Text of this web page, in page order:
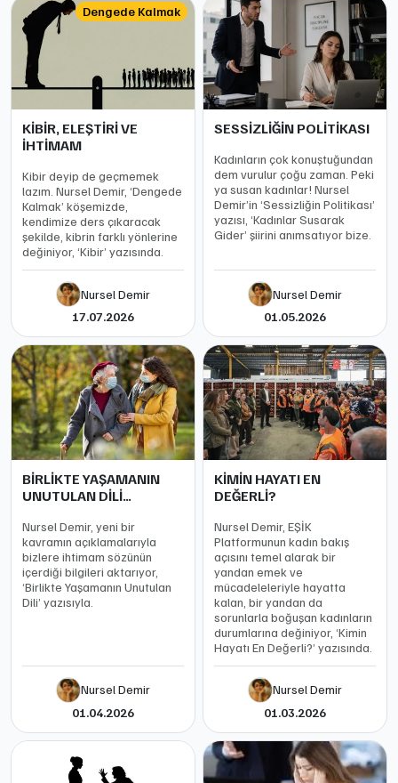
Dengede Kalmak
KİBİR, ELEŞTİRİ VE
İHTİMAM
Kibir deyip de geçmemek
lazım. Nursel Demir, ‘Dengede
Kalmak’ köşemizde,
kendimize ders çıkaracak
şekilde, kibrin farklı yönlerine
değiniyor, ‘Kibir’ yazısında.
Nursel Demir
17.07.2026
SESSİZLİĞİN POLİTİKASI
Kadınların çok konuştuğundan
dem vurulur çoğu zaman. Peki
ya susan kadınlar! Nursel
Demir’in ‘Sessizliğin Politikası’
yazısı, ‘Kadınlar Susarak
Gider’ şiirini anımsatıyor bize.
Nursel Demir
01.05.2026
BİRLİKTE YAŞAMANIN
UNUTULAN DİLİ…
Nursel Demir, yeni bir
kavramın açıklamalarıyla
bizlere ihtimam sözünün
içerdiği bilgileri aktarıyor,
‘Birlikte Yaşamanın Unutulan
Dili’ yazısıyla.
Nursel Demir
01.04.2026
KİMİN HAYATI EN
DEĞERLİ?
Nursel Demir, EŞİK
Platformunun kadın bakış
açısını temel alarak bir
yandan emek ve
mücadeleleriyle hayatta
kalan, bir yandan da
sorunlarla boğuşan kadınların
durumlarına değiniyor, ‘Kimin
Hayatı En Değerli?’ yazısında.
Nursel Demir
01.03.2026